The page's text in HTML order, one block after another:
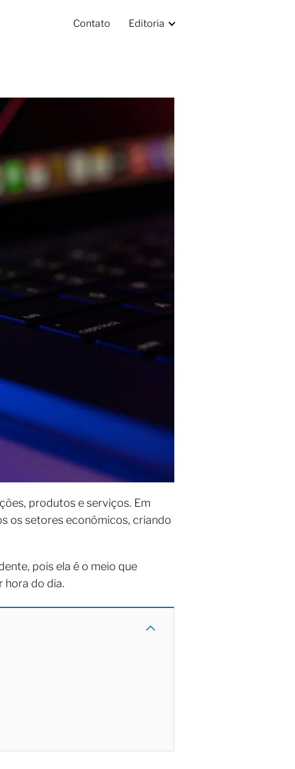
Contato Editoria
produtos e serviços. Em
os setores econômicos, criando
pois ela é o meio que
hora do dia.